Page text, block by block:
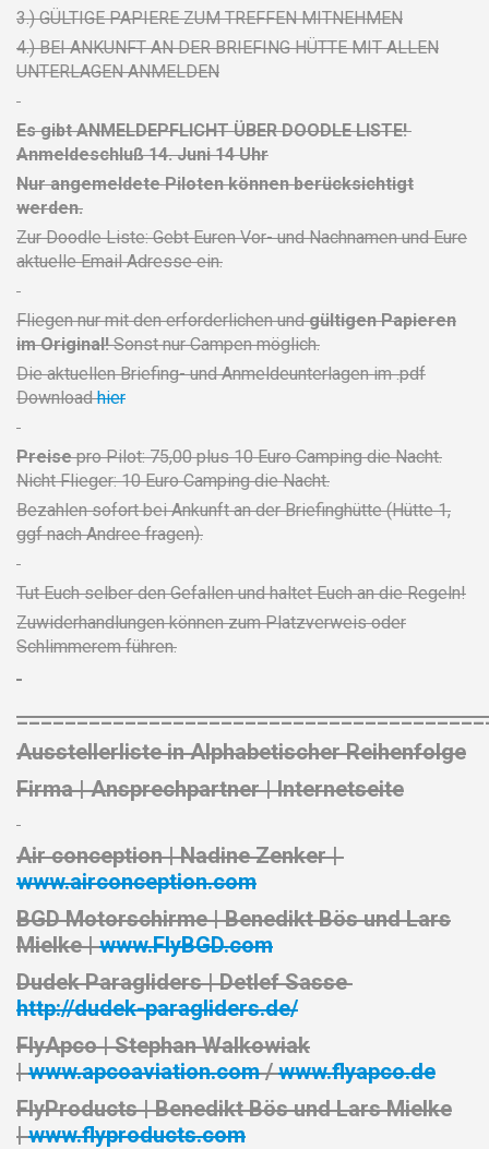
3.) GÜLTIGE PAPIERE ZUM TREFFEN MITNEHMEN
4.) BEI ANKUNFT AN DER BRIEFING HÜTTE MIT ALLEN
UNTERLAGEN ANMELDEN
Es gibt ANMELDEPFLICHT ÜBER DOODLE LISTE!
Anmeldeschluß 14. Juni 14 Uhr
Nur angemeldete Piloten können berücksichtigt
werden.
Zur Doodle Liste: Gebt Euren Vor- und Nachnamen und Eure
aktuelle Email Adresse ein.
Fliegen nur mit den erforderlichen undgültigen Papieren
im Original!Sonst nur Campen möglich.
Die aktuellen Briefing- und Anmeldeunterlagen im .pdf
Downloadhier
Preisepro Pilot: 75,00 plus 10 Euro Camping die Nacht.
Nicht Flieger: 10 Euro Camping die Nacht.
Bezahlen sofort bei Ankunft an der Briefinghütte (Hütte 1,
ggf nach Andree fragen).
Tut Euch selber den Gefallen und haltet Euch an die Regeln!
Zuwiderhandlungen können zum Platzverweis oder
Schlimmerem führen.
Ausstellerliste in Alphabetischer Reihenfolge
Firma | Ansprechpartner | Internetseite
Air conception| Nadine Zenker |
www.airconception.com
BGD Motorschirme| Benedikt Bös und Lars
Mielke |www.FlyBGD.com
Dudek Paragliders| Detlef Sasse
http://dudek-paragliders.de/
FlyApco |Stephan Walkowiak
|www.apcoaviation.com/www.flyapco.de
FlyProducts |Benedikt Bös und Lars Mielke
|www.flyproducts.com